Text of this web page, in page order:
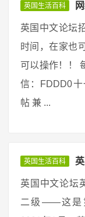
英国生活百科
英国中文论坛
时间，在家也
可以操作！！
信：FDDD0十
帖 兼 ...
英国生活百科
英国中文论坛
二级——这是